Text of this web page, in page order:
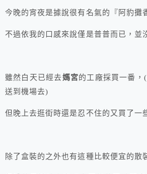
今晚的宵夜是據說很有名氣的『阿豹攤
不過依我的口感來說僅是普普而已，並
雖然白天已經去媽宮的工廠採買一番，
送到機場去)
但晚上去逛街時還是忍不住的又買了一
除了盒裝的之外也有這種比較便宜的散